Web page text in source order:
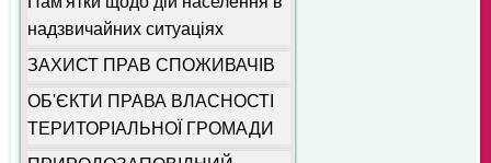
надзвичайних ситуаціях
ЗАХИСТ ПРАВ СПОЖИВАЧІВ
ОБ'ЄКТИ ПРАВА ВЛАСНОСТІ
ТЕРИТОРІАЛЬНОЇ ГРОМАДИ